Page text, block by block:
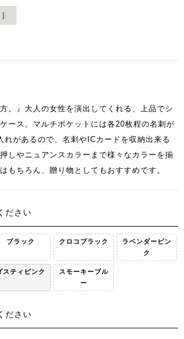
]
。』大人の女性を演出してくれる、上品でシ
ース。マルチポケットには各20枚程の名刺が
れがあるので、名刺やICカードを収納出来る
しやニュアンスカラーまで様々なカラーを揃
もちろん、贈り物としてもおすすめです。
ださい
ブラック クロコブラック
ラベンダーピン
ク
スティピンク
スモーキーブル
ー
ださい